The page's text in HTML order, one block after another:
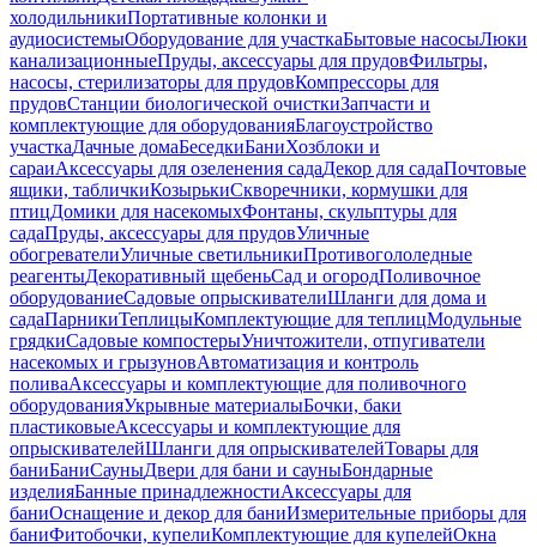
холодильникиПортативные колонки и
аудиосистемыОборудование для участкаБытовые насосыЛюки
канализационныеПруды, аксессуары для прудовФильтры,
насосы, стерилизаторы для прудовКомпрессоры для
прудовСтанции биологической очисткиЗапчасти и
комплектующие для оборудованияБлагоустройство
участкаДачные домаБеседкиБаниХозблоки и
сараиАксессуары для озеленения садаДекор для садаПочтовые
ящики, табличкиКозырькиСкворечники, кормушки для
птицДомики для насекомыхФонтаны, скульптуры для
садаПруды, аксессуары для прудовУличные
обогревателиУличные светильникиПротивогололедные
реагентыДекоративный щебеньСад и огородПоливочное
оборудованиеСадовые опрыскивателиШланги для дома и
садаПарникиТеплицыКомплектующие для теплицМодульные
грядкиСадовые компостерыУничтожители, отпугиватели
насекомых и грызуновАвтоматизация и контроль
поливаАксессуары и комплектующие для поливочного
оборудованияУкрывные материалыБочки, баки
пластиковыеАксессуары и комплектующие для
опрыскивателейШланги для опрыскивателейТовары для
баниБаниСауныДвери для бани и сауныБондарные
изделияБанные принадлежностиАксессуары для
баниОснащение и декор для баниИзмерительные приборы для
баниФитобочки, купелиКомплектующие для купелейОкна